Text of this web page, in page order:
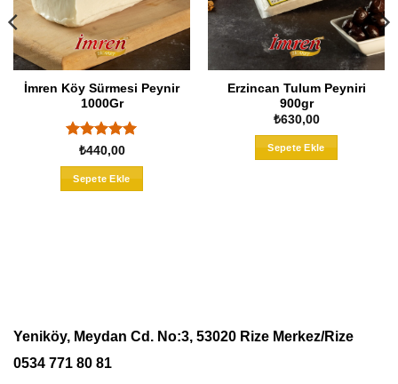
İmren Köy Sürmesi Peynir
1000Gr
5 üzerinden
5oy aldı
₺440,00
Sepete Ekle
Erzincan Tulum Peyniri
900gr
₺630,00
Sepete Ekle
Yeniköy, Meydan Cd. No:3, 53020 Rize Merkez/Rize
0534 771 80 81